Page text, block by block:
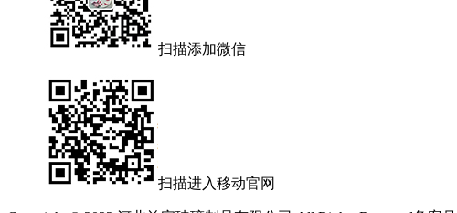
扫描添加微信
扫描进入移动官网